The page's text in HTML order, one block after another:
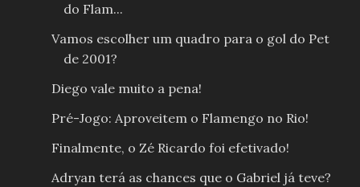
do Flam...
Vamos escolher um quadro para o gol do Pet
de 2001?
Diego vale muito a pena!
Pré-Jogo: Aproveitem o Flamengo no Rio!
Finalmente, o Zé Ricardo foi efetivado!
Adryan terá as chances que o Gabriel já teve?